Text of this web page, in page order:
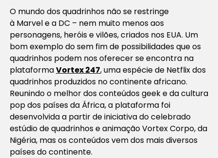
O mundo dos quadrinhos não se restringe
à Marvel e a DC – nem muito menos aos
personagens, heróis e vilões, criados nos EUA. Um
bom exemplo do sem fim de possibilidades que os
quadrinhos podem nos oferecer se encontra na
plataformaVortex 247, uma espécie de Netflix dos
quadrinhos produzidos no continente africano.
Reunindo o melhor dos conteúdos geek e da cultura
pop dos países da África, a plataforma foi
desenvolvida a partir de iniciativa do celebrado
estúdio de quadrinhos e animação Vortex Corpo, da
Nigéria, mas os conteúdos vem dos mais diversos
países do continente.